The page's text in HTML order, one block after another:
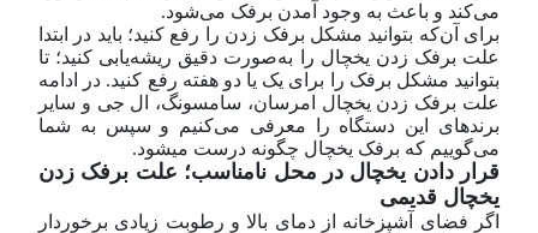
می‌کند و باعث به وجود آمدن برفک می‌شود.
برای آن‌که بتوانید مشکل برفک زدن را رفع کنید؛ باید در ابتدا
علت برفک زدن یخچال را به‌صورت دقیق ریشه‌یابی کنید؛ تا
بتوانید مشکل برفک را برای یک یا دو هفته رفع کنید. در ادامه
علت برفک زدن یخچال امرسان، سامسونگ، ال جی و سایر
برند‌های این دستگاه را معرفی می‌کنیم و سپس به شما
می‌گوییم که برفک یخچال چگونه درست میشود.
قرار دادن یخچال در محل نامناسب؛ علت برفک زدن
یخچال قدیمی
اگر فضای آشپزخانه از دمای بالا و رطوبت زیادی برخوردار